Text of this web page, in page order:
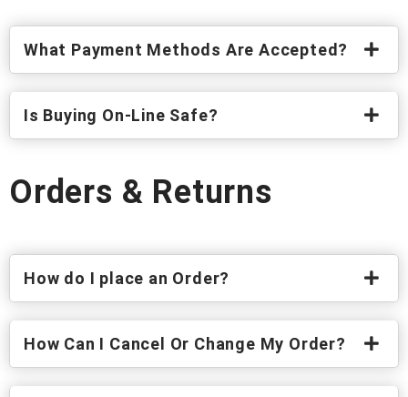
What Payment Methods Are Accepted?
Is Buying On-Line Safe?
Orders & Returns
How do I place an Order?
How Can I Cancel Or Change My Order?